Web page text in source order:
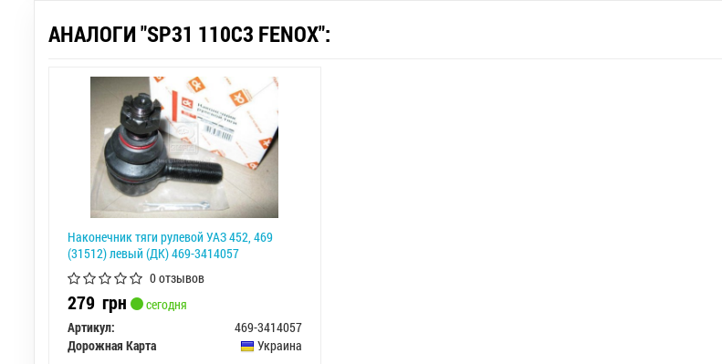
АНАЛОГИ "SP31 110C3 FENOX":
Наконечник тяги рулевой УАЗ 452, 469
(31512) левый (ДК) 469-3414057
0 отзывов
279 грн
сегодня
Артикул:
469-3414057
Дорожная Карта
Украина